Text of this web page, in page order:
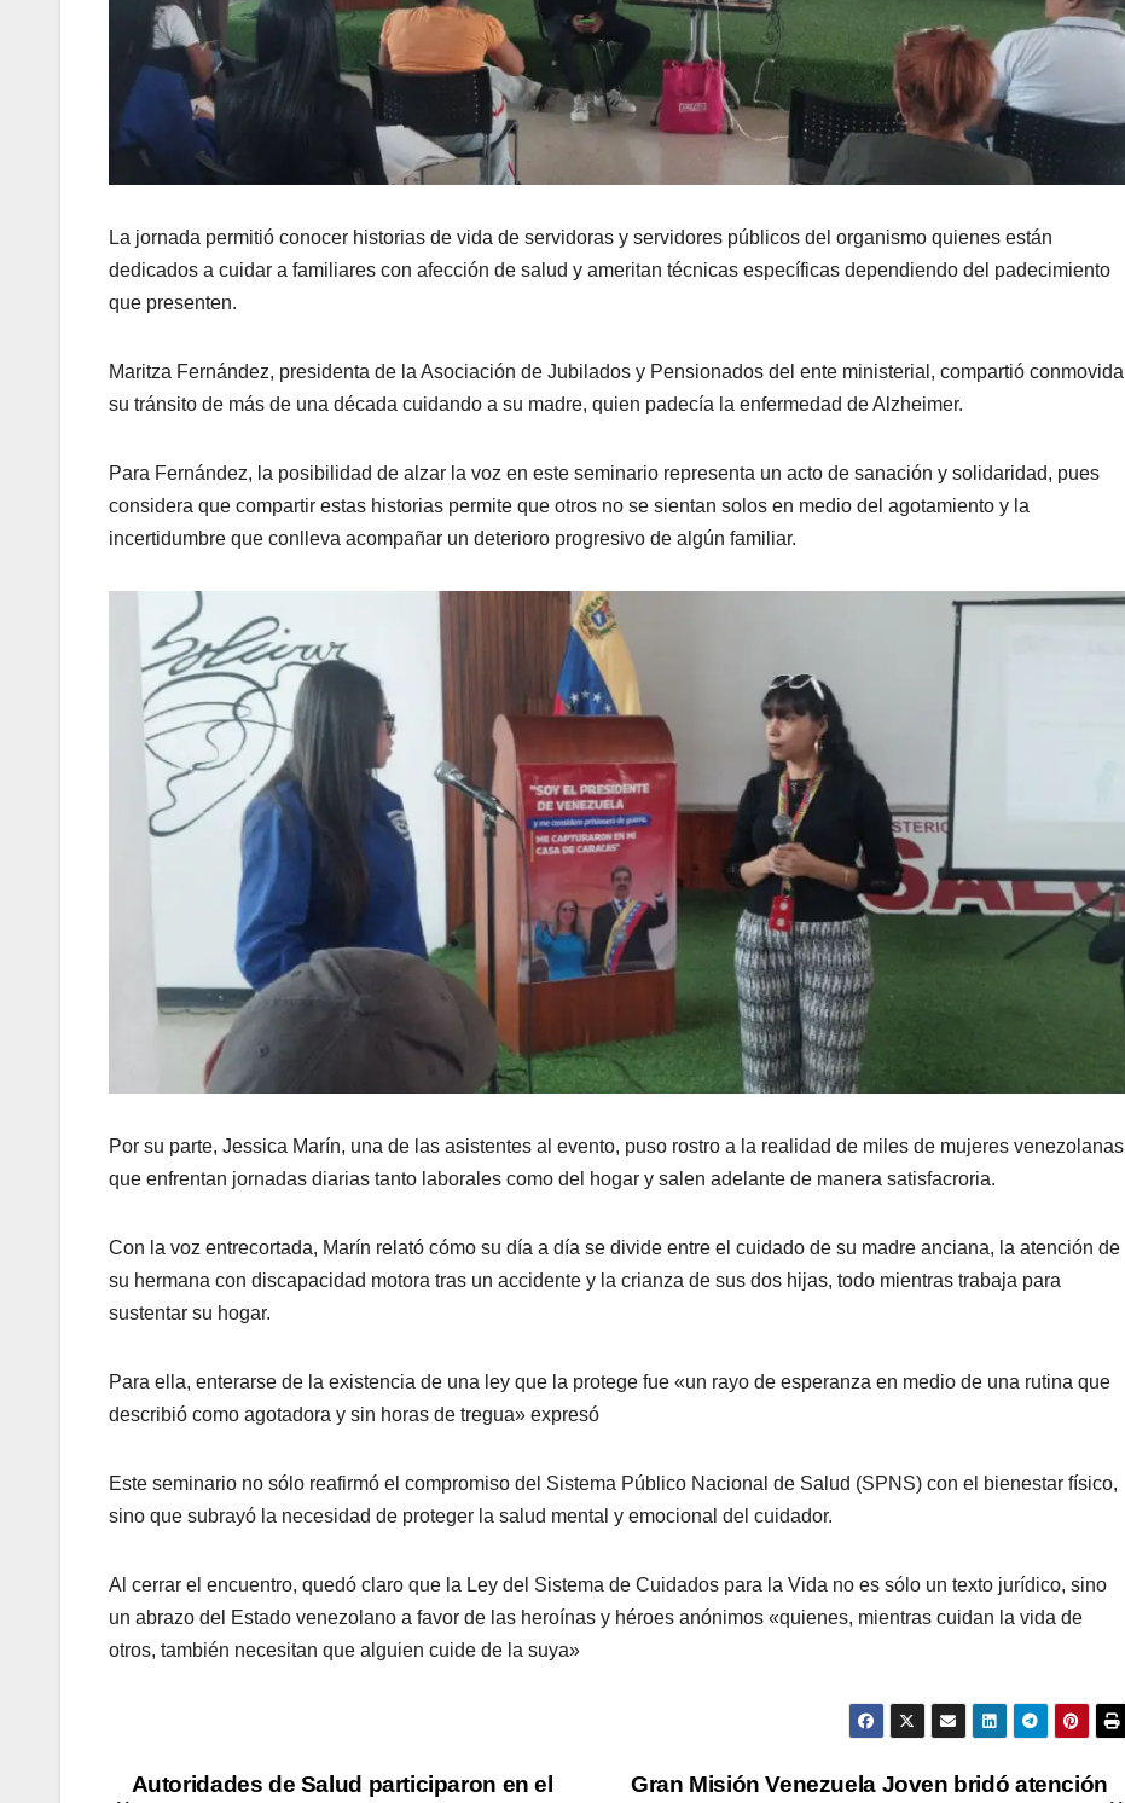
La jornada permitió conocer historias de vida de servidoras y servidores públicos del organismo quienes están
dedicados a cuidar a familiares con afección de salud y ameritan técnicas específicas dependiendo del padecimiento
que presenten.
Maritza Fernández, presidenta de la Asociación de Jubilados y Pensionados del ente ministerial, compartió conmovida
su tránsito de más de una década cuidando a su madre, quien padecía la enfermedad de Alzheimer.
Para Fernández, la posibilidad de alzar la voz en este seminario representa un acto de sanación y solidaridad, pues
considera que compartir estas historias permite que otros no se sientan solos en medio del agotamiento y la
incertidumbre que conlleva acompañar un deterioro progresivo de algún familiar.
Por su parte, Jessica Marín, una de las asistentes al evento, puso rostro a la realidad de miles de mujeres venezolanas
que enfrentan jornadas diarias tanto laborales como del hogar y salen adelante de manera satisfacroria.
Con la voz entrecortada, Marín relató cómo su día a día se divide entre el cuidado de su madre anciana, la atención de
su hermana con discapacidad motora tras un accidente y la crianza de sus dos hijas, todo mientras trabaja para
sustentar su hogar.
Para ella, enterarse de la existencia de una ley que la protege fue «un rayo de esperanza en medio de una rutina que
describió como agotadora y sin horas de tregua» expresó
Este seminario no sólo reafirmó el compromiso del Sistema Público Nacional de Salud (SPNS) con el bienestar físico,
sino que subrayó la necesidad de proteger la salud mental y emocional del cuidador.
Al cerrar el encuentro, quedó claro que la Ley del Sistema de Cuidados para la Vida no es sólo un texto jurídico, sino
un abrazo del Estado venezolano a favor de las heroínas y héroes anónimos «quienes, mientras cuidan la vida de
otros, también necesitan que alguien cuide de la suya»
Gran Misión Venezuela Joven bridó atención
Autoridades de Salud participaron en el